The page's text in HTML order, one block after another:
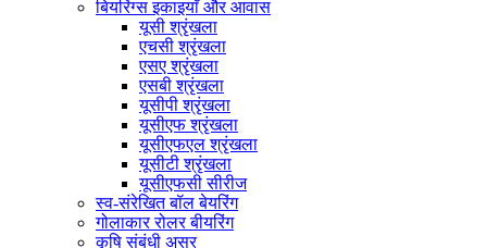
बियरिंग्स इकाइयाँ और आवास
यूसी श्रृंखला
एचसी श्रृंखला
एसए श्रृंखला
एसबी श्रृंखला
यूसीपी श्रृंखला
यूसीएफ श्रृंखला
यूसीएफएल श्रृंखला
यूसीटी श्रृंखला
यूसीएफसी सीरीज
स्व-संरेखित बॉल बेयरिंग
गोलाकार रोलर बीयरिंग
कृषि संबंधी असर